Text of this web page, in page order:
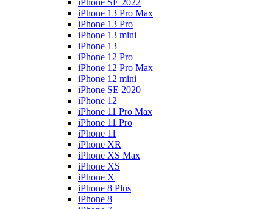
iPhone SE 2022
iPhone 13 Pro Max
iPhone 13 Pro
iPhone 13 mini
iPhone 13
iPhone 12 Pro
iPhone 12 Pro Max
iPhone 12 mini
iPhone SE 2020
iPhone 12
iPhone 11 Pro Max
iPhone 11 Pro
iPhone 11
iPhone XR
iPhone XS Max
iPhone XS
iPhone X
iPhone 8 Plus
iPhone 8